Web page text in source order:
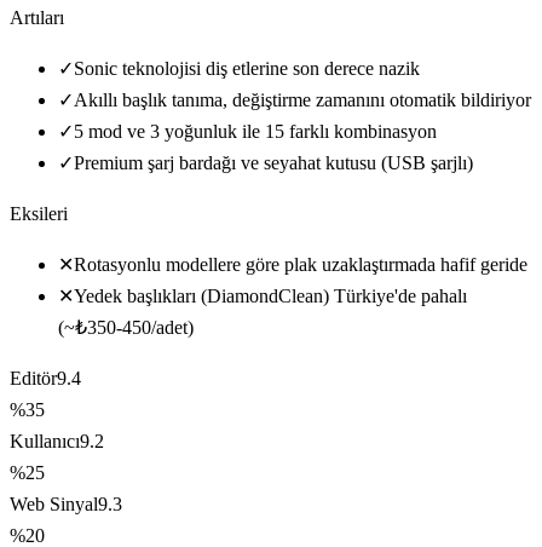
Artıları
✓Sonic teknolojisi diş etlerine son derece nazik
✓Akıllı başlık tanıma, değiştirme zamanını otomatik bildiriyor
✓5 mod ve 3 yoğunluk ile 15 farklı kombinasyon
✓Premium şarj bardağı ve seyahat kutusu (USB şarjlı)
Eksileri
✕Rotasyonlu modellere göre plak uzaklaştırmada hafif geride
✕Yedek başlıkları (DiamondClean) Türkiye'de pahalı
(~₺350-450/adet)
Editör9.4
%35
Kullanıcı9.2
%25
Web Sinyal9.3
%20